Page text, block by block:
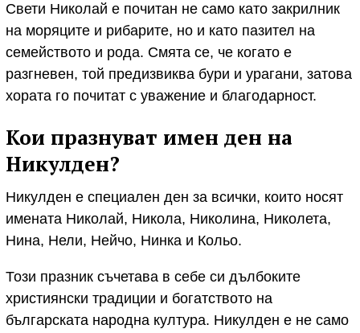
Свети Николай е почитан не само като закрилник
на моряците и рибарите, но и като пазител на
семейството и рода. Смята се, че когато е
разгневен, той предизвиква бури и урагани, затова
хората го почитат с уважение и благодарност.
Кои празнуват имен ден на
Никулден?
Никулден е специален ден за всички, които носят
имената Николай, Никола, Николина, Николета,
Нина, Нели, Нейчо, Нинка и Кольо.
Този празник съчетава в себе си дълбоките
християнски традиции и богатството на
българската народна култура. Никулден е не само